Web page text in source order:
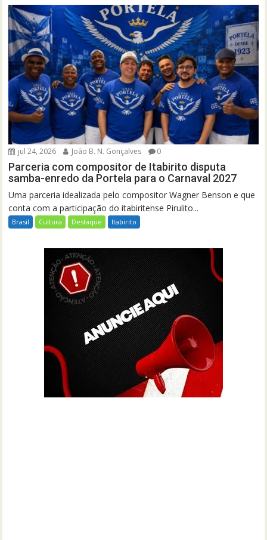
jul 24, 2026 João B. N. Gonçalves 0
Parceria com compositor de Itabirito disputa
samba-enredo da Portela para o Carnaval 2027
Uma parceria idealizada pelo compositor Wagner Benson e que
conta com a participação do itabiritense Pirulito...
Brasil Cultura Destaque Itabirito